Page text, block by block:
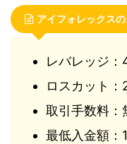
アイフォレックス
レバレッジ
ロスカット：
取引手数料：
最低入金額：